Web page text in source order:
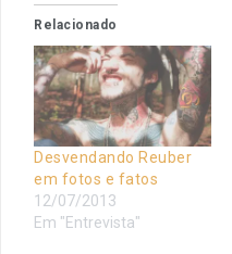
Relacionado
Desvendando Reuber
em fotos e fatos
12/07/2013
Em "Entrevista"